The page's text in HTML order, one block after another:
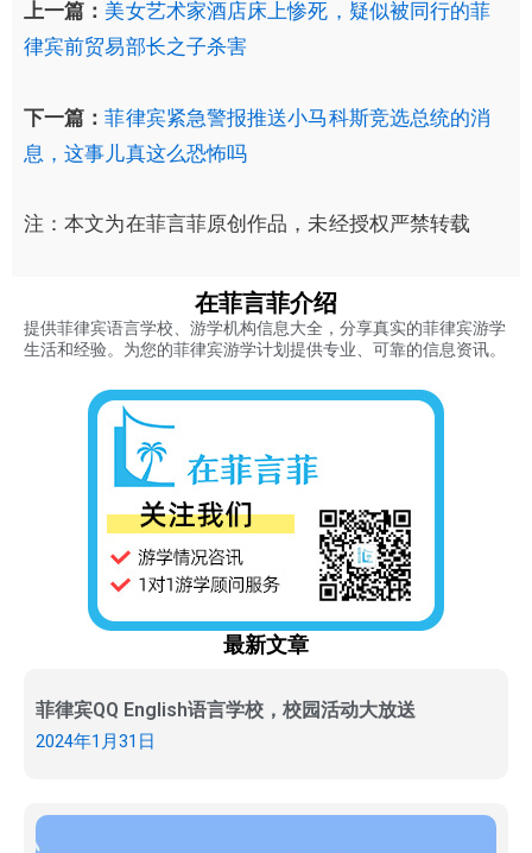
上一篇： 美女艺术家酒店床上惨死，疑似被同行的菲
律宾前贸易部长之子杀害
下一篇：菲律宾紧急警报推送小马科斯竞选总统的消
息，这事儿真这么恐怖吗
注：本文为在菲言菲原创作品，未经授权严禁转载
在菲言菲介绍
提供菲律宾语言学校、游学机构信息大全，分享真实的菲律宾游学
生活和经验。为您的菲律宾游学计划提供专业、可靠的信息资讯。
最新文章
菲律宾QQ English语言学校，校园活动大放送
2024年1月31日